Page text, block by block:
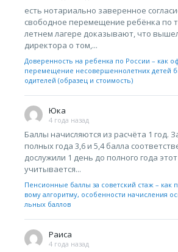
есть нотариально заверенное
свободное перемещение ребёнка по
летнем лагере доказывают, что
директора о том,...
Доверенность на ребенка по России – как
перемещение несовершеннолетних детей
одителей (образец и стоимость)
Юка
4 года назад
Баллы начисляются из расчёта 1 год.
полных года 3,6 и 5,4 балла
дослужили 1 день до полного года
учитывается...
Пенсионные баллы за советский стаж – как
вому алгоритму, особенности начисления
льных баллов
Раиса
4 года назад